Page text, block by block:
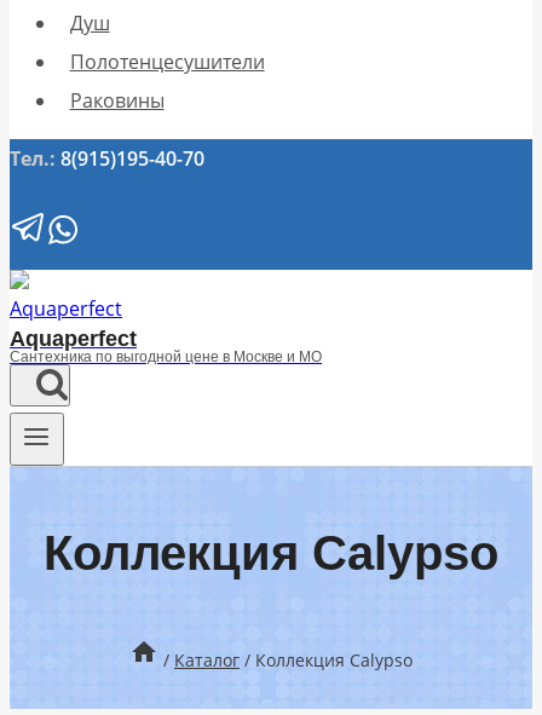
Душ
Полотенцесушители
Раковины
Тел.: 8(915)195-40-70
Aquaperfect
Сантехника по выгодной цене в Москве и МО
Коллекция Calypso
/ Каталог / Коллекция Calypso